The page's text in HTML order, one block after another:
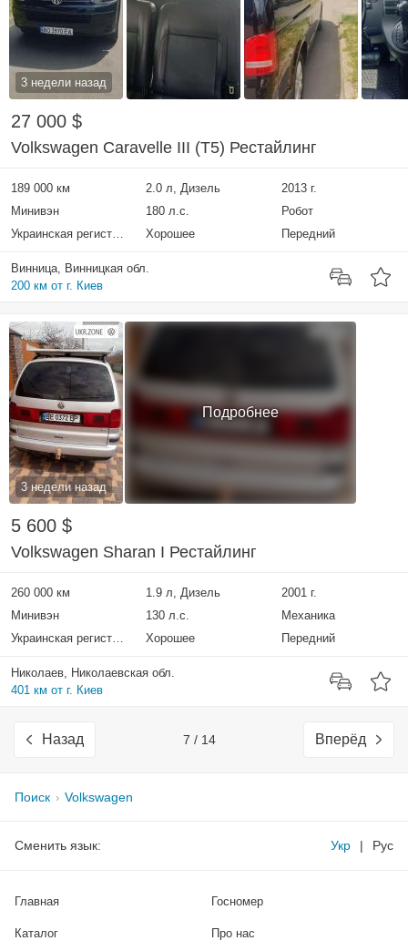
3 недели назад
27 000 $
Volkswagen Caravelle III (T5) Рестайлинг
189 000 км 2.0 л, Дизель
2013 г.
Минивэн
180 л.с.
Робот
Украинская регистрация
Хорошее Передний
Винница, Винницкая обл.
200 км от г. Киев
3 недели назад
Подробнее
5 600 $
Volkswagen Sharan I Рестайлинг
260 000 км 1.9 л, Дизель
2001 г.
Минивэн
130 л.с.
Механика
Украинская регистрация
Хорошее Передний
Николаев, Николаевская обл.
401 км от г. Киев
Назад 7 / 14 Вперёд
Поиск Volkswagen
Сменить язык: Укр | Рус
Главная
Каталог
Госномер
Про нас